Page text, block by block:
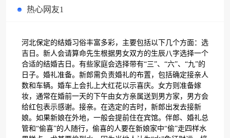
热心网友1
河北保定的结婚习俗丰富多彩，主要包括以下几个方面：选
吉日。新人会请算命先生根据男女双方的生辰八字选择一个
合适的结婚吉日。有些家庭会选择带有“三”、“六”、“九”的
日子。婚礼准备。新郎需负责婚礼的布置，包括确定接亲人
数和车辆。婚车上会扎上大红花以示喜庆。女方则准备嫁
妆，通常在婚前一天的下午由女方亲属送到男方家，男方会
给红包表示感谢。接亲。在选定的吉时，新郎出发去接新
娘。如果新娘在外地，一般会提前住在宾馆。伴郎、婚礼总
管和“偷喜”的人随行，偷喜的人要在新娘家中“偷”走四样水